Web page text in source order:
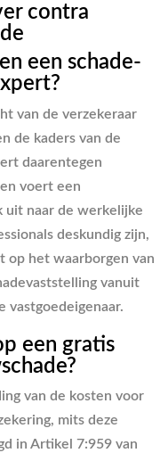
contra
een schade-
van de verzekeraar
de kaders van de
daarentegen
voert een
uit naar de werkelijke
deskundig zijn,
op het waarborgen van
vanuit
vastgoedeigenaar.
een gratis
van de kosten voor
mits deze
in Artikel 7:959 van